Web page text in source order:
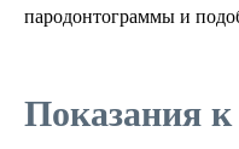
пародонтограммы и
Показания